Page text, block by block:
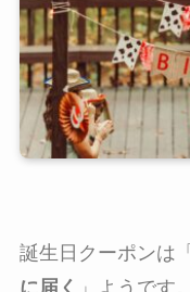
誕生日クーポンは「